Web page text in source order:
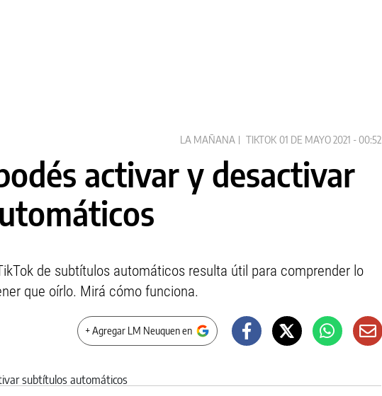
LA MAÑANA TIKTOK 01 DE MAYO 2021 - 00:52
activar y desactivar
de subtítulos automáticos resulta útil para comprender lo
que oírlo. Mirá cómo funciona.
+ Agregar LM Neuquen en